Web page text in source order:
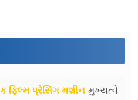
ફિલ્મ પ્રેસિંગ મશીન મુખ્યત્વે